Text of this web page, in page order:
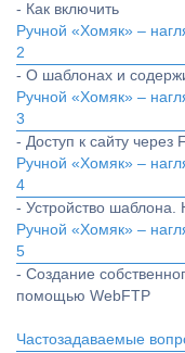
- Как включить
Ручной «Хомяк» –
2
- О шаблонах и
Ручной «Хомяк» –
3
- Доступ к сайту через
Ручной «Хомяк» –
4
- Устройство шаблона.
Ручной «Хомяк» –
5
- Создание
помощью WebFTP
Частозадаваемые